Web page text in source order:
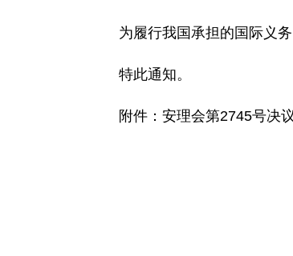
为履行我国承担的国际义
特此通知。
附件：安理会第2745号决